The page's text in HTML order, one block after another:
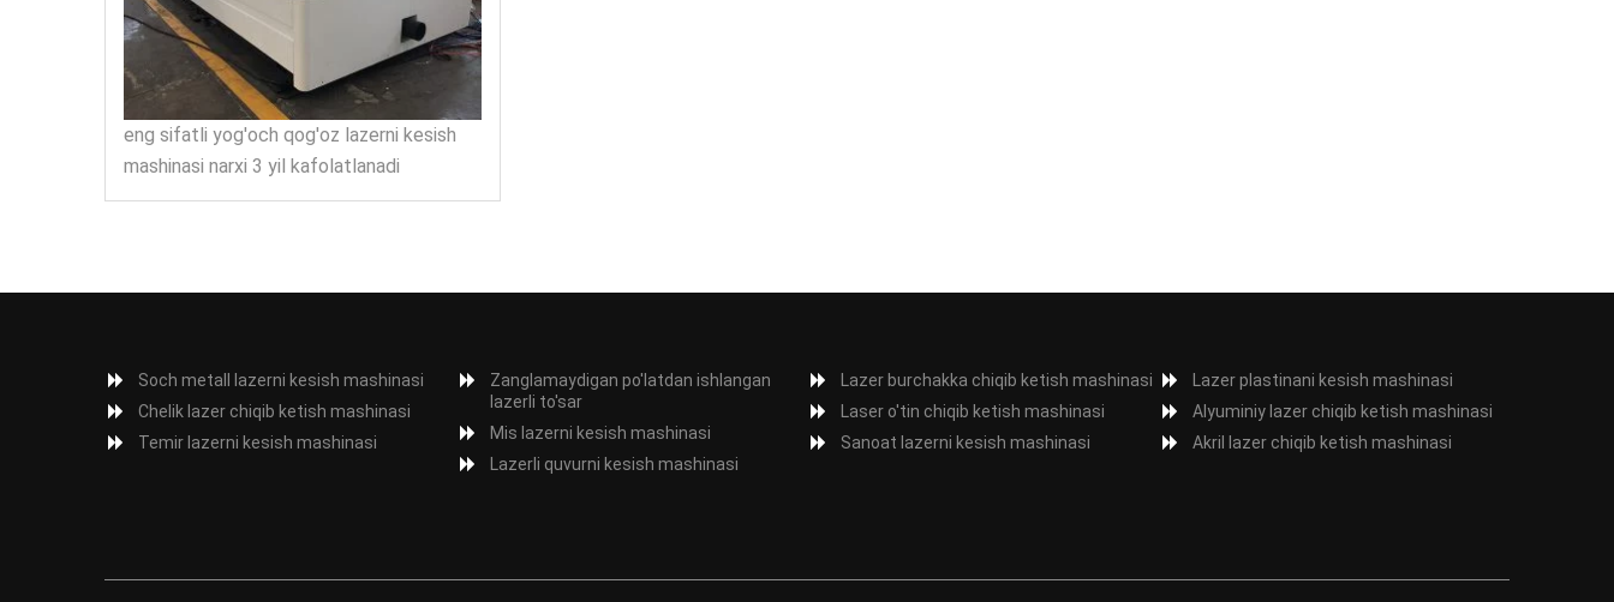
eng sifatli yog'och qog'oz lazerni kesish
mashinasi narxi 3 yil kafolatlanadi
Soch metall lazerni kesish mashinasi
Chelik lazer chiqib ketish mashinasi
Temir lazerni kesish mashinasi
Zanglamaydigan po'latdan ishlangan
lazerli to'sar
Mis lazerni kesish mashinasi
Lazerli quvurni kesish mashinasi
Lazer burchakka chiqib ketish mashinasi
Laser o'tin chiqib ketish mashinasi
Sanoat lazerni kesish mashinasi
Lazer plastinani kesish mashinasi
Alyuminiy lazer chiqib ketish mashinasi
Akril lazer chiqib ketish mashinasi